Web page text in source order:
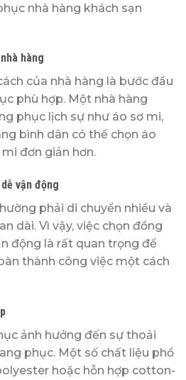
nhà hàng khách sạn
hàng
của nhà hàng là bước đầu
phù hợp. Một nhà hàng
phục lịch sự như áo sơ mi,
bình dân có thể chọn áo
đơn giản hơn.
vận động
phải di chuyển nhiều và
dài. Vì vậy, việc chọn đồng
động là rất quan trọng để
thành công việc một cách
ảnh hưởng đến sự thoải
phục. Một số chất liệu phổ
hoặc hỗn hợp cotton-